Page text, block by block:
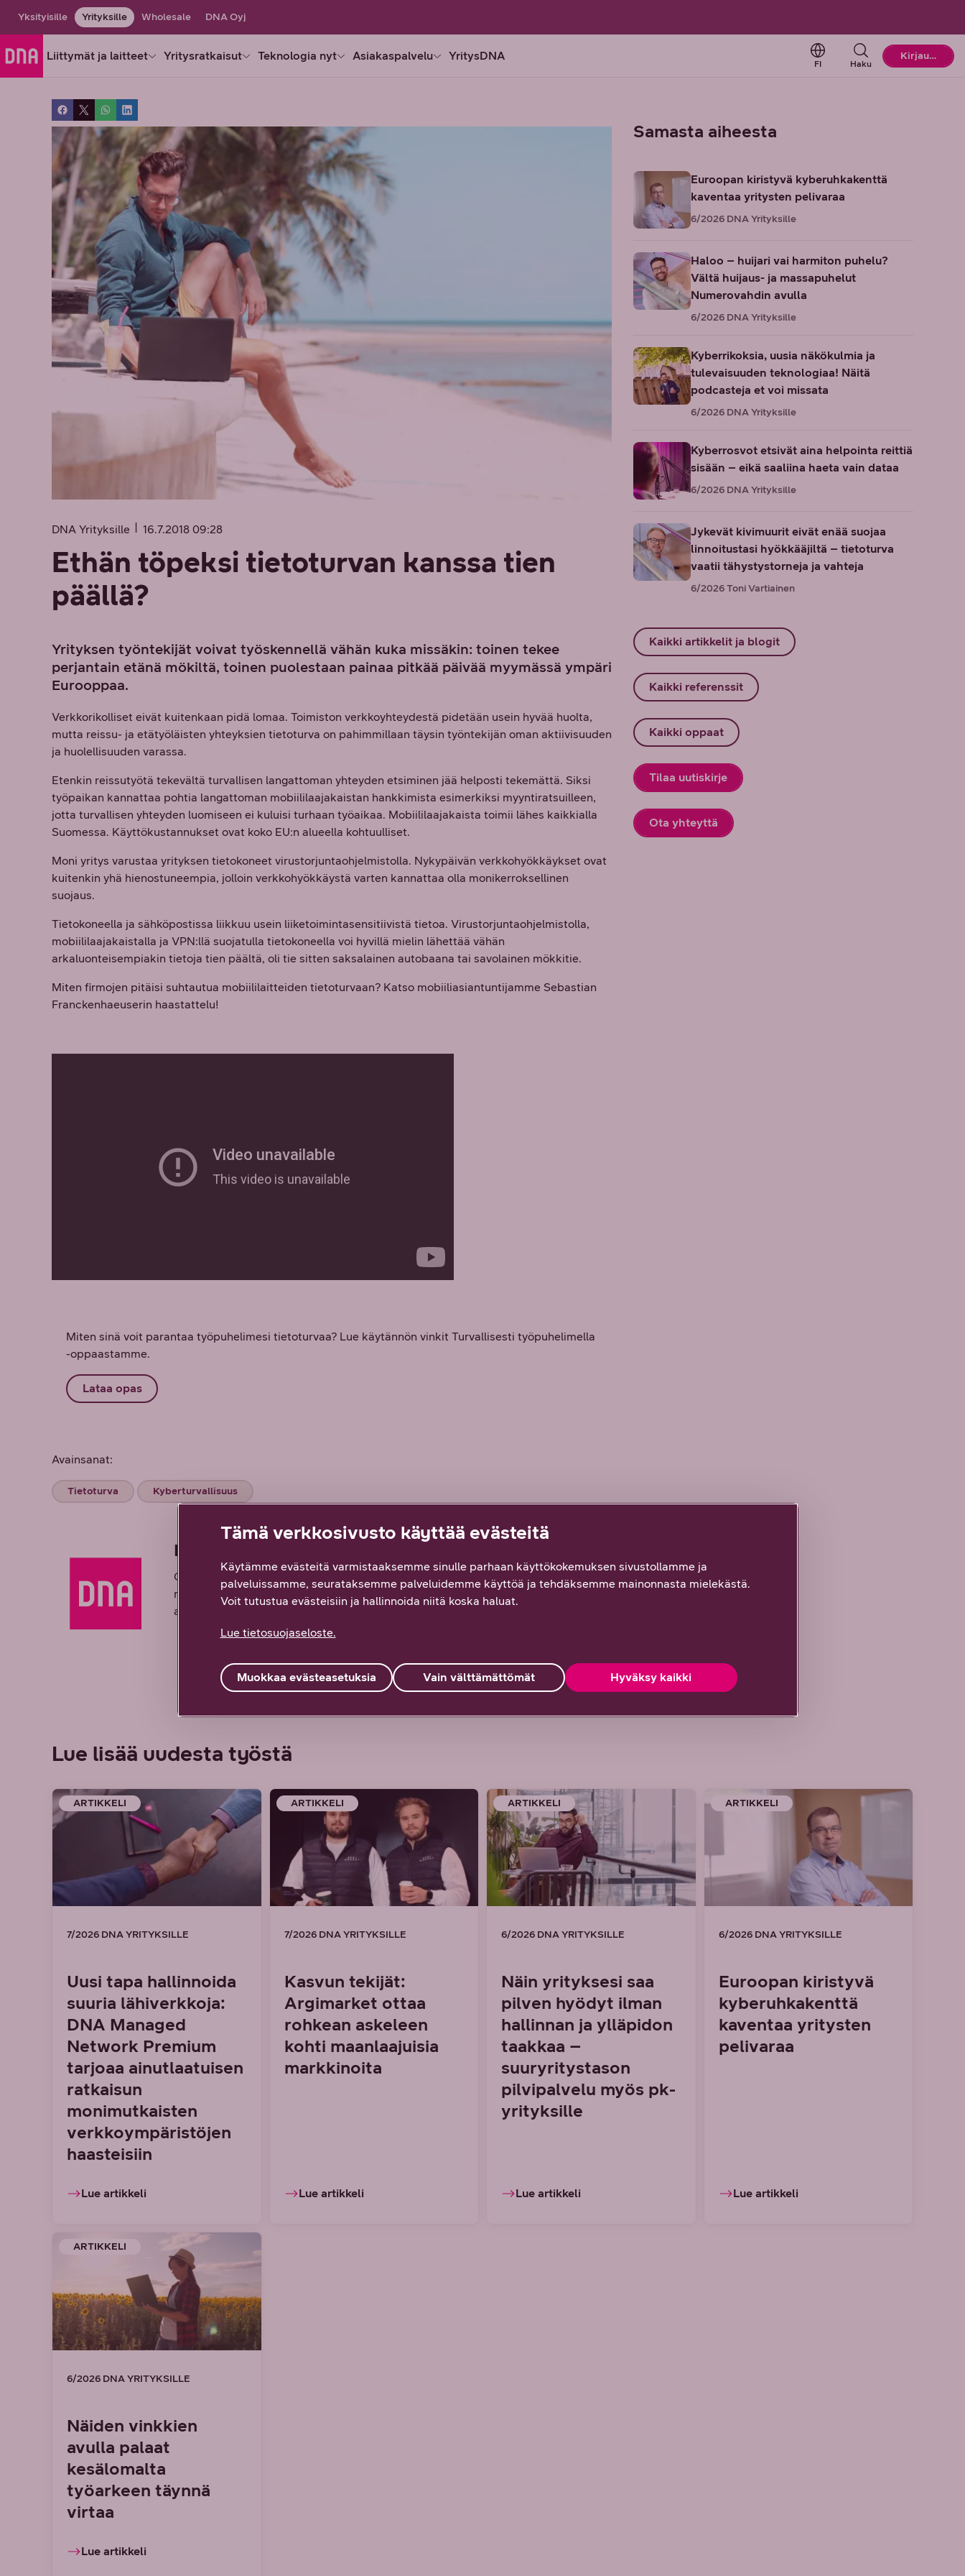
Yksityisille Yrityksille Wholesale DNA Oyj
Liittymät ja laitteet Yritysratkaisut Teknologia nyt Asiakaspalvelu YritysDNA
Change language. Current
FI Haku
Kirjaudu
DNA Yrityksille 16.7.2018 09:28
Ethän töpeksi tietoturvan kanssa tien
päällä?
Yrityksen työntekijät voivat työskennellä vähän kuka missäkin: toinen tekee
perjantain etänä mökiltä, toinen puolestaan painaa pitkää päivää myymässä ympäri
Eurooppaa.
Verkkorikolliset eivät kuitenkaan pidä lomaa. Toimiston verkkoyhteydestä pidetään usein hyvää huolta,
mutta reissu- ja etätyöläisten yhteyksien tietoturva on pahimmillaan täysin työntekijän oman aktiivisuuden
ja huolellisuuden varassa.
Etenkin reissutyötä tekevältä turvallisen langattoman yhteyden etsiminen jää helposti tekemättä. Siksi
työpaikan kannattaa pohtia langattoman mobiililaajakaistan hankkimista esimerkiksi myyntiratsuilleen,
jotta turvallisen yhteyden luomiseen ei kuluisi turhaan työaikaa. Mobiililaajakaista toimii lähes kaikkialla
Suomessa. Käyttökustannukset ovat koko EU:n alueella kohtuulliset.
Moni yritys varustaa yrityksen tietokoneet virustorjuntaohjelmistolla. Nykypäivän verkkohyökkäykset ovat
kuitenkin yhä hienostuneempia, jolloin verkkohyökkäystä varten kannattaa olla monikerroksellinen
suojaus.
Tietokoneella ja sähköpostissa liikkuu usein liiketoimintasensitiivistä tietoa. Virustorjuntaohjelmistolla,
mobiililaajakaistalla ja VPN:llä suojatulla tietokoneella voi hyvillä mielin lähettää vähän
arkaluonteisempiakin tietoja tien päältä, oli tie sitten saksalainen autobaana tai savolainen mökkitie.
Miten firmojen pitäisi suhtautua mobiililaitteiden tietoturvaan? Katso mobiiliasiantuntijamme Sebastian
Franckenhaeuserin haastattelu!
Miten sinä voit parantaa työpuhelimesi tietoturvaa? Lue käytännön vinkit Turvallisesti työpuhelimella
-oppaastamme.
Lataa opas
Avainsanat:
Tietoturva Kyberturvallisuus
DNA Yrityksille
Olemme uuden työn edelläkävijä, joka ymmärtää digitalisoituneen maailman
monimutkaisuuden ja haluaa tehdä siitä yllättävän yksinkertaista tarjoamalla
asiakkaillemme ensiluokkaisia ratkaisuja ja odotukset ylittävää palvelua.
Samasta aiheesta
Euroopan kiristyvä kyberuhkakenttä
kaventaa yritysten pelivaraa
6/2026 DNA Yrityksille
Haloo – huijari vai harmiton puhelu?
Vältä huijaus- ja massapuhelut
Numerovahdin avulla
6/2026 DNA Yrityksille
Kyberrikoksia, uusia näkökulmia ja
tulevaisuuden teknologiaa! Näitä
podcasteja et voi missata
6/2026 DNA Yrityksille
Kyberrosvot etsivät aina helpointa reittiä
sisään – eikä saaliina haeta vain dataa
6/2026 DNA Yrityksille
Jykevät kivimuurit eivät enää suojaa
linnoitustasi hyökkääjiltä – tietoturva
vaatii tähystystorneja ja vahteja
6/2026Toni Vartiainen
Kaikki artikkelit ja blogit
Kaikki referenssit
Kaikki oppaat
Tilaa uutiskirje
Ota yhteyttä
Lue lisää uudesta työstä
ARTIKKELI
7/2026 DNA YRITYKSILLE
Uusi tapa hallinnoida
suuria lähiverkkoja:
DNA Managed
Network Premium
tarjoaa ainutlaatuisen
ratkaisun
monimutkaisten
verkkoympäristöjen
haasteisiin
Lue artikkeli
ARTIKKELI
7/2026 DNA YRITYKSILLE
Kasvun tekijät:
Argimarket ottaa
rohkean askeleen
kohti maanlaajuisia
markkinoita
Lue artikkeli
ARTIKKELI
6/2026 DNA YRITYKSILLE
Näin yrityksesi saa
pilven hyödyt ilman
hallinnan ja ylläpidon
taakkaa –
suuryritystason
pilvipalvelu myös pk-
yrityksille
Lue artikkeli
ARTIKKELI
6/2026 DNA YRITYKSILLE
Euroopan kiristyvä
kyberuhkakenttä
kaventaa yritysten
pelivaraa
Lue artikkeli
ARTIKKELI
6/2026 DNA YRITYKSILLE
Näiden vinkkien
avulla palaat
kesälomalta
työarkeen täynnä
virtaa
Lue artikkeli
Tämä verkkosivusto käyttää evästeitä
Käytämme evästeitä varmistaaksemme sinulle parhaan käyttökokemuksen sivustollamme ja
palveluissamme, seurataksemme palveluidemme käyttöä ja tehdäksemme mainonnasta mielekästä.
Voit tutustua evästeisiin ja hallinnoida niitä koska haluat.
Lue tietosuojaseloste.
Vain välttämättömät Hyväksy kaikki
Muokkaa evästeasetuksia